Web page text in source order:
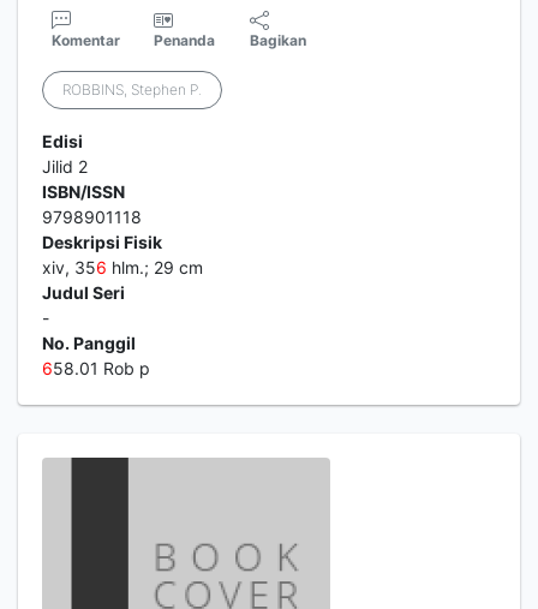
Komentar Penanda Bagikan
ROBBINS, Stephen P.
Edisi
Jilid 2
ISBN/ISSN
9798901118
Deskripsi Fisik
xiv, 356 hlm.; 29 cm
Judul Seri
-
No. Panggil
658.01 Rob p